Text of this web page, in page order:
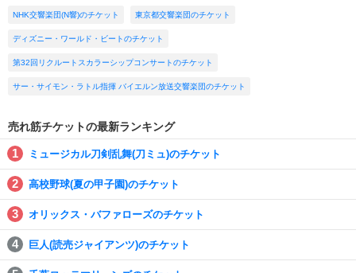
NHK交響楽団(N響)のチケット 東京都交響楽団のチケット
ディズニー・ワールド・ビートのチケット
第32回リクルートスカラーシップコンサートのチケット
サー・サイモン・ラトル指揮 バイエルン放送交響楽団のチケット
売れ筋チケットの最新ランキング
ミュージカル刀剣乱舞(刀ミュ)のチケット
高校野球(夏の甲子園)のチケット
オリックス・バファローズのチケット
巨人(読売ジャイアンツ)のチケット